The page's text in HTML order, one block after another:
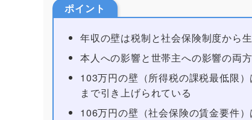
ポイント
年収の壁は税制と社会保険制度から
本人への影響と世帯主への影響の両
103万円の壁（所得税の課税最低限
まで引き上げられている
106万円の壁（社会保険の賃金要件